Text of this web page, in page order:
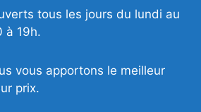
tous les jours du lundi au
à 19h.
vous apportons le meilleur
prix.